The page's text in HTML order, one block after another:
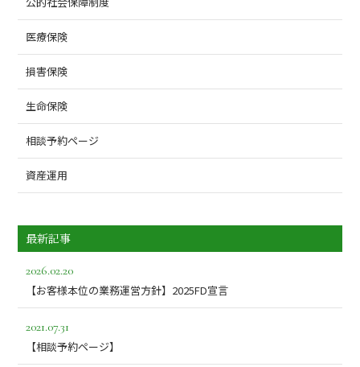
医療保険
損害保険
生命保険
相談予約ページ
資産運用
最新記事
2026.02.20
【お客様本位の業務運営方針】2025FD宣言
2021.07.31
【相談予約ページ】